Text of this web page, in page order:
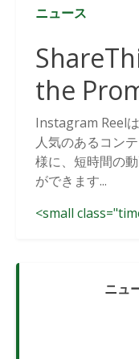
ニュース
the
Instagram Reel
人気のあるコン
様に、短時間の
ができます...
<small
ニュ